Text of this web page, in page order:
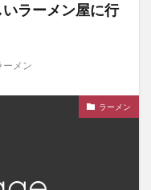
いラーメン屋に行
ーメン
ラーメン